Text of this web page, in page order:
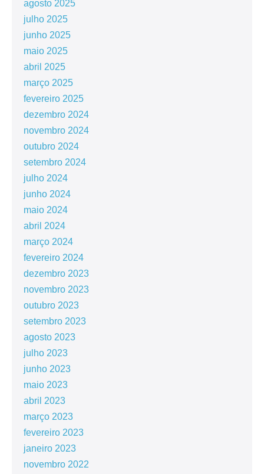
agosto 2025
julho 2025
junho 2025
maio 2025
abril 2025
março 2025
fevereiro 2025
dezembro 2024
novembro 2024
outubro 2024
setembro 2024
julho 2024
junho 2024
maio 2024
abril 2024
março 2024
fevereiro 2024
dezembro 2023
novembro 2023
outubro 2023
setembro 2023
agosto 2023
julho 2023
junho 2023
maio 2023
abril 2023
março 2023
fevereiro 2023
janeiro 2023
novembro 2022